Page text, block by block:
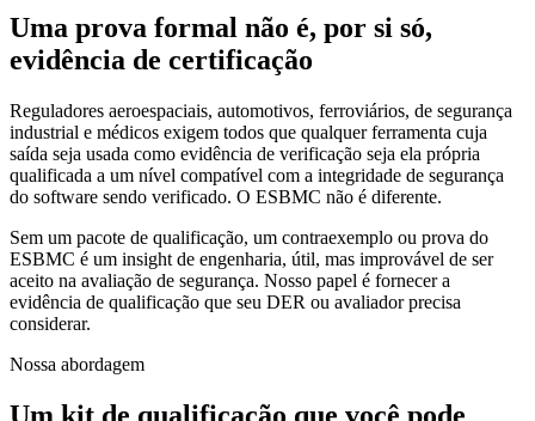
Uma prova formal não é, por si só,
evidência de certificação
Reguladores aeroespaciais, automotivos, ferroviários, de segurança
industrial e médicos exigem todos que qualquer ferramenta cuja
saída seja usada como evidência de verificação seja ela própria
qualificada a um nível compatível com a integridade de segurança
do software sendo verificado. O ESBMC não é diferente.
Sem um pacote de qualificação, um contraexemplo ou prova do
ESBMC é um insight de engenharia, útil, mas improvável de ser
aceito na avaliação de segurança. Nosso papel é fornecer a
evidência de qualificação que seu DER ou avaliador precisa
considerar.
Nossa abordagem
Um kit de qualificação que você pode